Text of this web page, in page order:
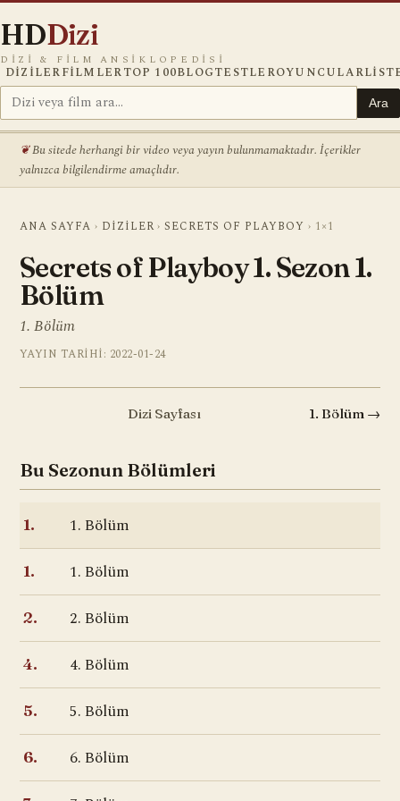
HDDizi
DIZI & FILM ANSIKLOPEDISI
DIZILERFILMLERTOP 100BLOGTESTLEROYUNCULAR
Ara
Bu sitede herhangi bir video veya yayın bulunmamaktadır. İçerikler
yalnızca bilgilendirme amaçlıdır.
ANA SAYFA › DIZILER › SECRETS OF PLAYBOY › 1×1
Secrets of Playboy 1. Sezon 1.
Bölüm
1. Bölüm
YAYIN TARIHI: 2022-01-24
Dizi Sayfası 1. Bölüm →
Bu Sezonun Bölümleri
1. 1. Bölüm
1. 1. Bölüm
2. 2. Bölüm
4. 4. Bölüm
5. 5. Bölüm
6. 6. Bölüm